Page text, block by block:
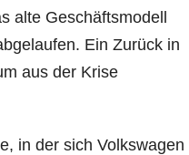
alte Geschäftsmodell
Ein Zurück in
aus der Krise
in der sich Volkswagen